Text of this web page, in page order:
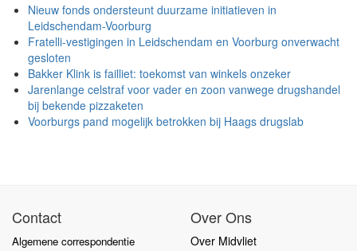
Nieuw fonds ondersteunt duurzame initiatieven in
Leidschendam-Voorburg
Fratelli-vestigingen in Leidschendam en Voorburg onverwacht
gesloten
Bakker Klink is failliet: toekomst van winkels onzeker
Jarenlange celstraf voor vader en zoon vanwege drugshandel
bij bekende pizzaketen
Voorburgs pand mogelijk betrokken bij Haags drugslab
Contact
Algemene correspondentie
Over Ons
Over Midvliet